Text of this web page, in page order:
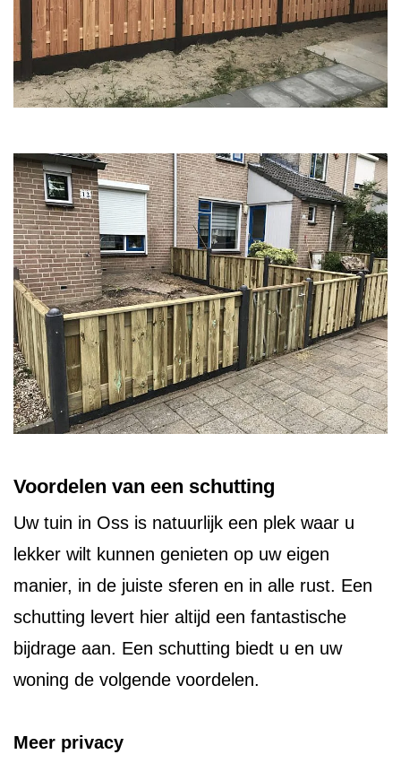
Voordelen van een schutting
Uw tuin in Oss is natuurlijk een plek waar u
lekker wilt kunnen genieten op uw eigen
manier, in de juiste sferen en in alle rust. Een
schutting levert hier altijd een fantastische
bijdrage aan. Een schutting biedt u en uw
woning de volgende voordelen.
Meer privacy